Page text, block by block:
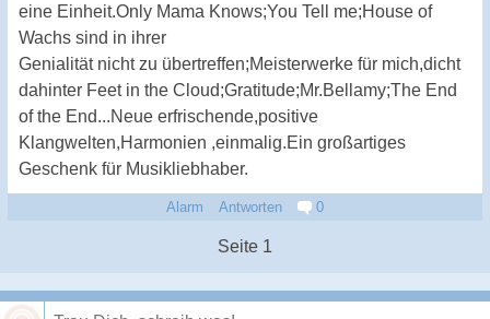
eine Einheit.Only Mama Knows;You Tell me;House of
Wachs sind in ihrer
Genialität nicht zu übertreffen;Meisterwerke für mich,dicht
dahinter Feet in the Cloud;Gratitude;Mr.Bellamy;The End
of the End...Neue erfrischende,positive
Klangwelten,Harmonien ,einmalig.Ein großartiges
Geschenk für Musikliebhaber.
Alarm Antworten 0
Seite 1